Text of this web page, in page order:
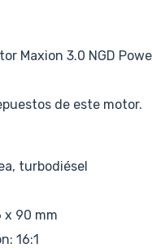
Maxion 3.0 NGD
de este motor.
turbodiésel
x 90 mm
16:1